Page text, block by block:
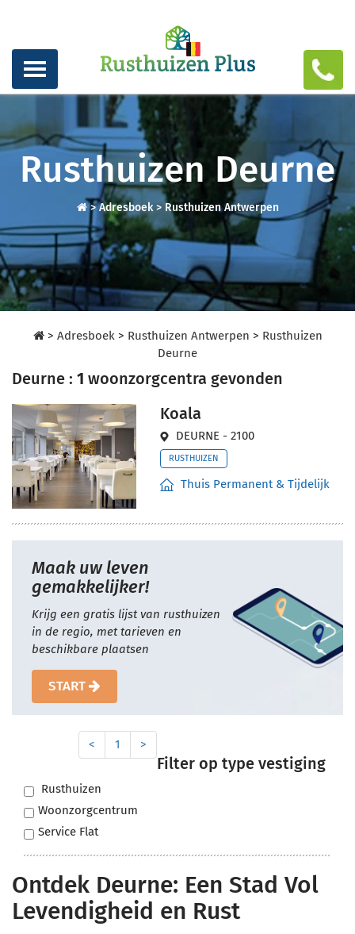
Rusthuizen Deurne
>Adresboek>Rusthuizen Antwerpen
> Adresboek > Rusthuizen Antwerpen > Rusthuizen
Deurne
Deurne : 1 woonzorgcentra gevonden
Koala
DEURNE - 2100
RUSTHUIZEN
Thuis Permanent & Tijdelijk
Maak uw leven
gemakkelijker!
Krijg een gratis lijst van rusthuizen
in de regio, met tarieven en
beschikbare plaatsen
START
< 1 >
Filter op type vestiging
Rusthuizen
Woonzorgcentrum
Service Flat
Ontdek Deurne: Een Stad Vol
Levendigheid en Rust